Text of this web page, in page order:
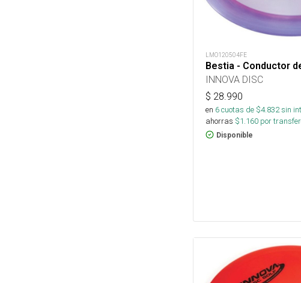
LMO120504FE
Bestia - Conductor
INNOVA DISC
$ 28.990
en 6cuotas de $4.832sin
ahorras $1.160 por
Disponible